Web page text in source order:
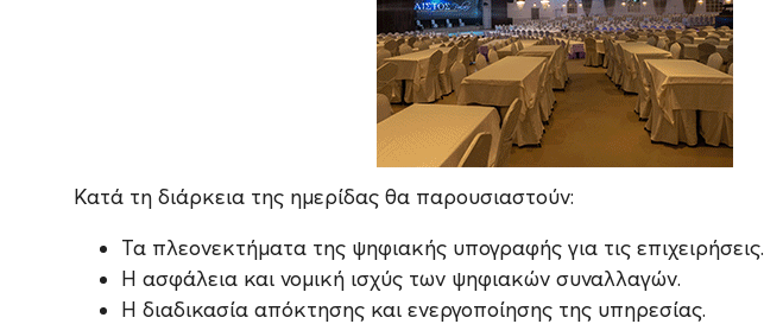
Κατά τη διάρκεια της ημερίδας θα παρουσιαστούν:
Τα πλεονεκτήματα της ψηφιακής υπογραφής για τις επιχειρήσεις.
Η ασφάλεια και νομική ισχύς των ψηφιακών συναλλαγών.
Η διαδικασία απόκτησης και ενεργοποίησης της υπηρεσίας.